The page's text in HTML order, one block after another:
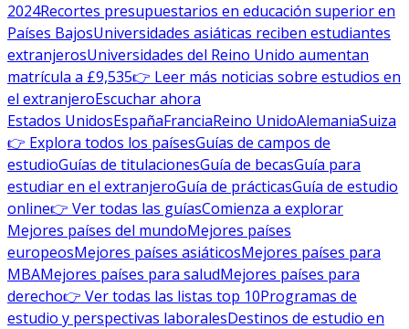
2024Recortes presupuestarios en educación superior en
Países BajosUniversidades asiáticas reciben estudiantes
extranjerosUniversidades del Reino Unido aumentan
matrícula a £9,535👉 Leer más noticias sobre estudios en
el extranjeroEscuchar ahora
Estados UnidosEspañaFranciaReino UnidoAlemaniaSuiza
👉 Explora todos los paísesGuías de campos de
estudioGuías de titulacionesGuía de becasGuía para
estudiar en el extranjeroGuía de prácticasGuía de estudio
online👉 Ver todas las guíasComienza a explorar
Mejores países del mundoMejores países
europeosMejores países asiáticosMejores países para
MBAMejores países para saludMejores países para
derecho👉 Ver todas las listas top 10Programas de
estudio y perspectivas laboralesDestinos de estudio en